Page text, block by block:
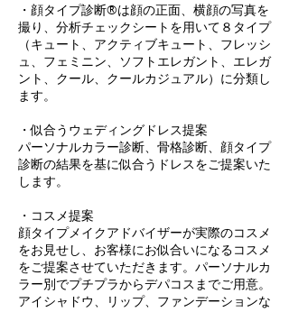
・顔タイプ診断®︎は顔の正面、横顔の写真を
撮り、分析チェックシートを用いて８タイプ
（キュート、アクティブキュート、フレッシ
ュ、フェミニン、ソフトエレガント、エレガ
ント、クール、クールカジュアル）に分類し
ます。
・似合うウェディングドレス提案
パーソナルカラー診断、骨格診断、顔タイプ
診断の結果を基に似合うドレスをご提案いた
します。
・コスメ提案
顔タイプメイクアドバイザーが実際のコスメ
をお見せし、お客様にお似合いになるコスメ
をご提案させていただきます。パーソナルカ
ラー別でプチプラからデパコスまでご用意。
アイシャドウ、リップ、ファンデーションな